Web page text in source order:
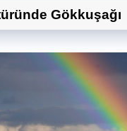
Gökkuşağı